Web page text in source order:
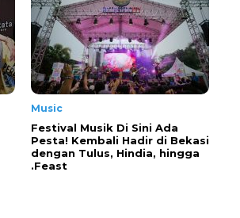
Music
Festival Musik Di Sini Ada
Pesta! Kembali Hadir di Bekasi
dengan Tulus, Hindia, hingga
.Feast